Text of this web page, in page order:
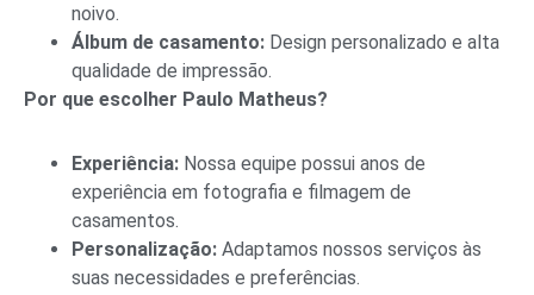
noivo.
Álbum de casamento: Design personalizado e alta
qualidade de impressão.
Por que escolher Paulo Matheus?
Experiência: Nossa equipe possui anos de
experiência em fotografia e filmagem de
casamentos.
Personalização: Adaptamos nossos serviços às
suas necessidades e preferências.